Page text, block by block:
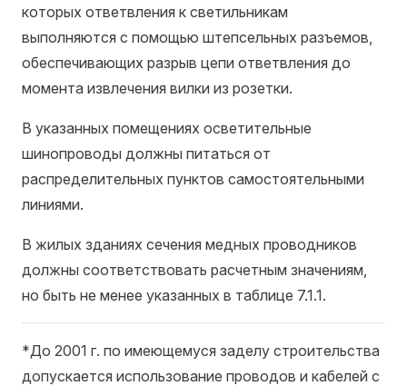
которых ответвления к светильникам
выполняются с помощью штепсельных разъемов,
обеспечивающих разрыв цепи ответвления до
момента извлечения вилки из розетки.
В указанных помещениях осветительные
шинопроводы должны питаться от
распределительных пунктов самостоятельными
линиями.
В жилых зданиях сечения медных проводников
должны соответствовать расчетным значениям,
но быть не менее указанных в таблице 7.1.1.
*До 2001 г. по имеющемуся заделу строительства
допускается использование проводов и кабелей с